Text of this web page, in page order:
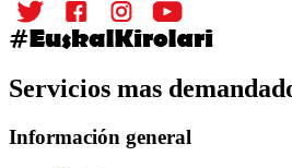
Servicios mas
Información general